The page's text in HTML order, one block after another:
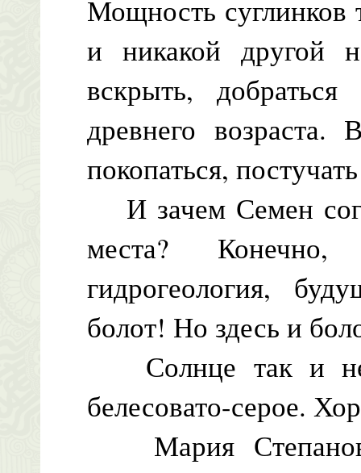
Мощность суглинков
и никакой другой
вскрыть,
древнего
покопаться,
И зачем Семен
места?
гидрогеология,
болот! Но здесь и
Солнце так и не
белесовато-серое.
Мария